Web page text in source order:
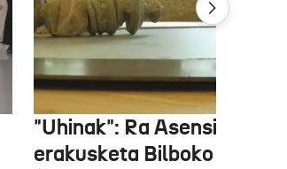
"Uhinak": Ra Asensiren
erakusketa Bilboko Euskal